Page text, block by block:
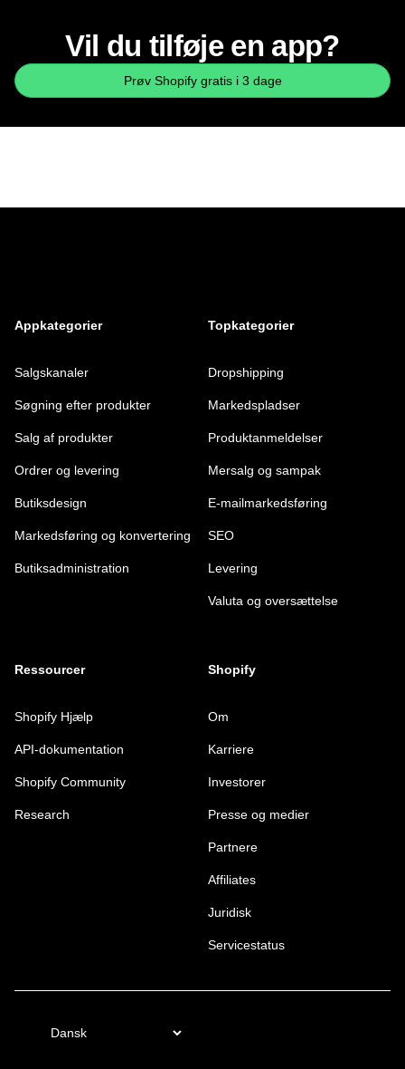
Vil du tilføje en app?
Prøv Shopify gratis i 3 dage
Appkategorier
Salgskanaler
Søgning efter produkter
Salg af produkter
Ordrer og levering
Butiksdesign
Markedsføring og konvertering
Butiksadministration
Topkategorier
Dropshipping
Markedspladser
Produktanmeldelser
Mersalg og sampak
E-mailmarkedsføring
SEO
Levering
Valuta og oversættelse
Ressourcer
Shopify Hjælp
API-dokumentation
Shopify Community
Research
Shopify
Om
Karriere
Investorer
Presse og medier
Partnere
Affiliates
Juridisk
Servicestatus